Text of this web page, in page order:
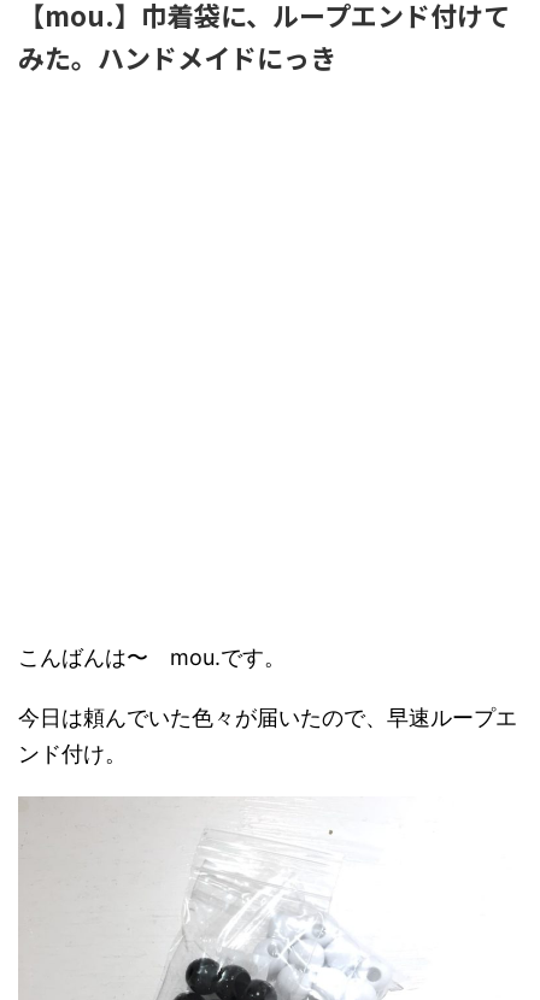
【mou.】巾着袋に、ループエンド付けて
みた。ハンドメイドにっき
こんばんは〜 mou.です。
今日は頼んでいた色々が届いたので、早速ループエ
ンド付け。